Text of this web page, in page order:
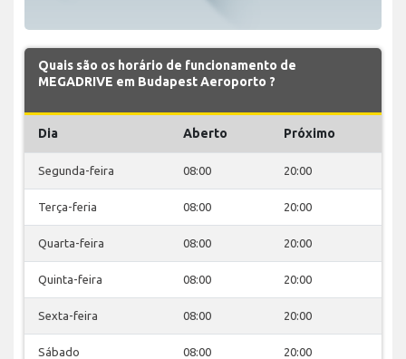
Quais são os horário de funcionamento de
MEGADRIVE em Budapest Aeroporto ?
Dia Aberto Próximo
Segunda-feira 08:00 20:00
Terça-feria 08:00 20:00
Quarta-feira 08:00 20:00
Quinta-feira 08:00 20:00
Sexta-feira 08:00 20:00
Sábado 08:00 20:00